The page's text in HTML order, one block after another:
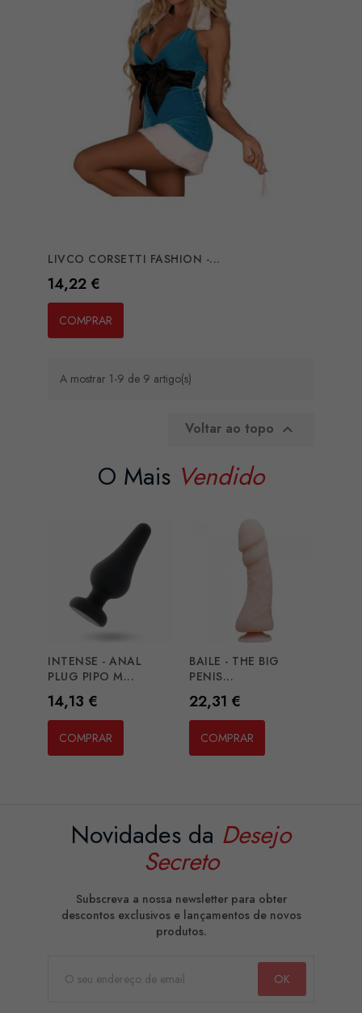
LIVCO CORSETTI FASHION -...
Preço
14,22 €
COMPRAR
A mostrar 1-9 de 9 artigo(s)
Voltar ao topo 
O Mais Vendido
INTENSE - ANAL
PLUG PIPO M...
Preço
14,13 €
COMPRAR
BAILE - THE BIG
PENIS...
Preço
22,31 €
COMPRAR
Novidades da Desejo
Secreto
Subscreva a nossa newsletter para obter
descontos exclusivos e lançamentos de novos
produtos.